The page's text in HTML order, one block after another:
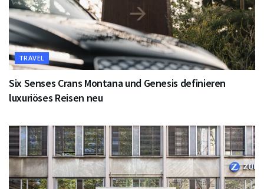
TRAVEL
Six Senses Crans Montana und Genesis definieren
luxuriöses Reisen neu